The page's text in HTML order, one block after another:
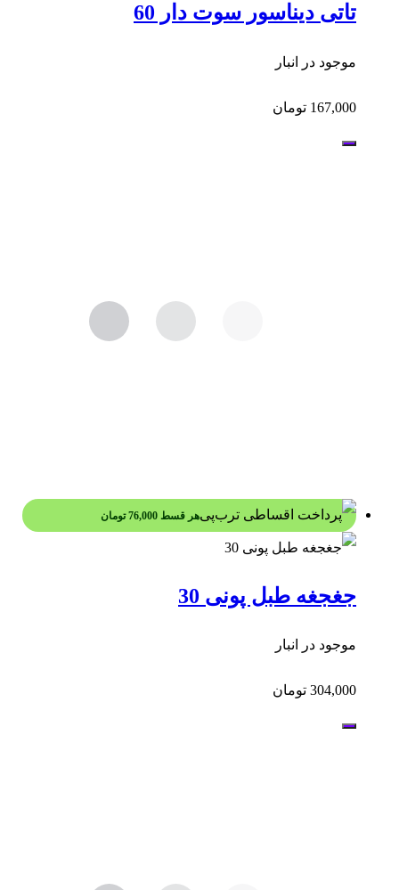
تاتی دیناسور سوت دار 60
موجود در انبار
167,000 تومان
هر قسط 76,000 تومان
جغجغه طبل پونی 30
موجود در انبار
304,000 تومان